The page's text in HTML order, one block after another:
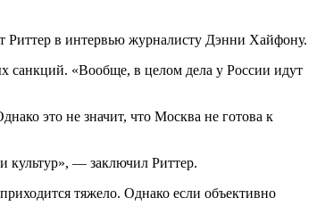
Риттер в интервью журналисту Дэнни Хайфону.
санкций. «Вообще, в целом дела у России идут
это не значит, что Москва не готова к
культур», — заключил Риттер.
тяжело. Однако если объективно